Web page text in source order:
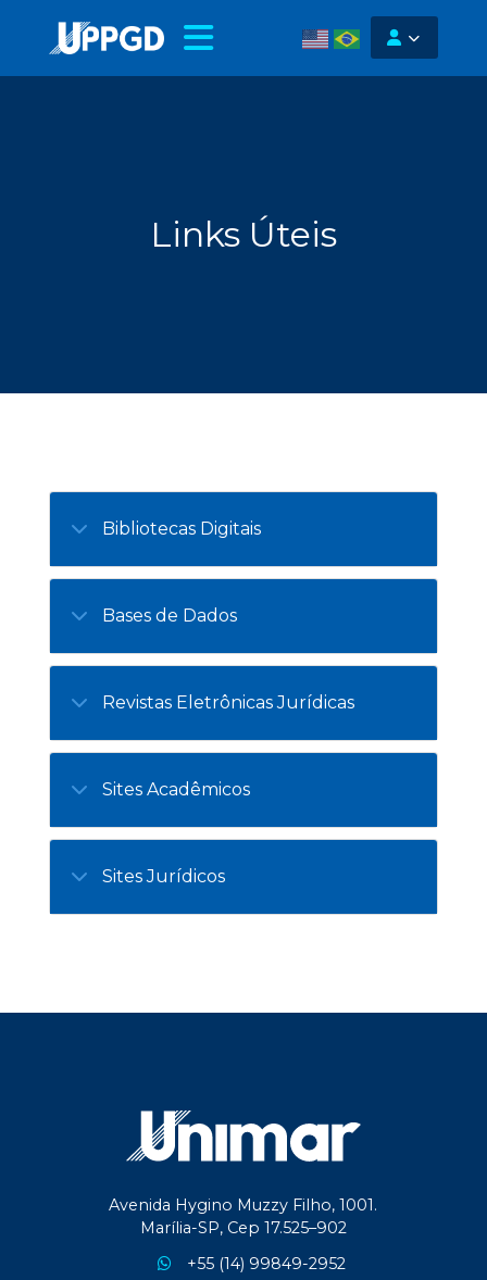
Links Úteis
Bibliotecas Digitais
Bases de Dados
Revistas Eletrônicas Jurídicas
Sites Acadêmicos
Sites Jurídicos
Avenida Hygino Muzzy Filho, 1001.
Marília-SP, Cep 17.525–902
+55 (14) 99849-2952